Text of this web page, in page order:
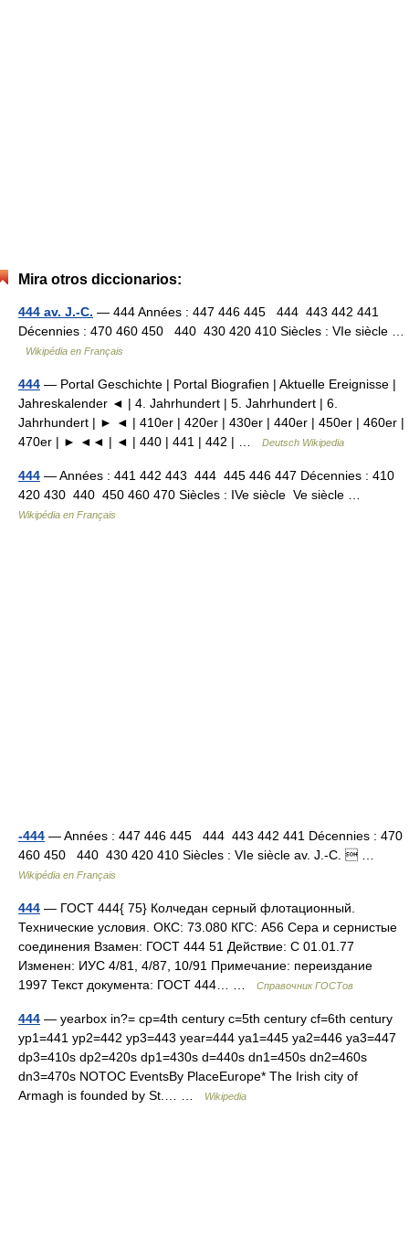
Mira otros diccionarios:
444 av. J.-C. — 444 Années : 447 446 445 444 443 442 441
Décennies : 470 460 450 440 430 420 410 Siècles : VIe siècle …
Wikipédia en Français
444 — Portal Geschichte | Portal Biografien | Aktuelle Ereignisse |
Jahreskalender ◄ | 4. Jahrhundert | 5. Jahrhundert | 6.
Jahrhundert | ► ◄ | 410er | 420er | 430er | 440er | 450er | 460er |
470er | ► ◄◄ | ◄ | 440 | 441 | 442 | …
Deutsch Wikipedia
444 — Années : 441 442 443 444 445 446 447 Décennies : 410
420 430 440 450 460 470 Siècles : IVe siècle Ve siècle …
Wikipédia en Français
-444 — Années : 447 446 445 444 443 442 441 Décennies : 470
460 450 440 430 420 410 Siècles : VIe siècle av. J.‑C.  …
Wikipédia en Français
444 — ГОСТ 444{ 75} Колчедан серный флотационный.
Технические условия. ОКС: 73.080 КГС: А56 Сера и сернистые
соединения Взамен: ГОСТ 444 51 Действие: С 01.01.77
Изменен: ИУС 4/81, 4/87, 10/91 Примечание: переиздание
1997 Текст документа: ГОСТ 444… …
Справочник ГОСТов
444 — yearbox in?= cp=4th century c=5th century cf=6th century
yp1=441 yp2=442 yp3=443 year=444 ya1=445 ya2=446 ya3=447
dp3=410s dp2=420s dp1=430s d=440s dn1=450s dn2=460s
dn3=470s NOTOC EventsBy PlaceEurope* The Irish city of
Armagh is founded by St.… …
Wikipedia